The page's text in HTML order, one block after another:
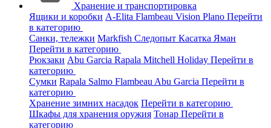
Хранение и транспортировка
Ящики и коробки A-Elita Flambeau Vision Plano Перейти
в категорию
Санки, тележки Markfish Следопыт Касатка Яман
Перейти в категорию
Рюкзаки Abu Garcia Rapala Mitchell Holiday Перейти в
категорию
Сумки Rapala Salmo Flambeau Abu Garcia Перейти в
категорию
Хранение зимних насадок Перейти в категорию
Шкафы для хранения оружия Тонар Перейти в
категорию